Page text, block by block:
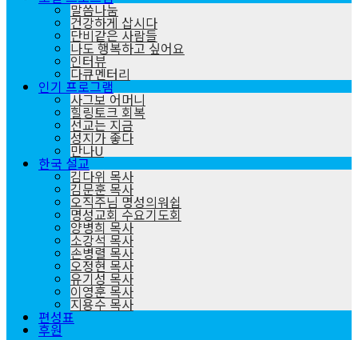
말씀나눔
건강하게 삽시다
단비같은 사람들
나도 행복하고 싶어요
인터뷰
다큐멘터리
인기 프로그램
사그보 어머니
힐링토크 회복
선교는 지금
성지가 좋다
만나U
한국 설교
김다위 목사
김문훈 목사
오직주님 명성의워쉽
명성교회 수요기도회
양병희 목사
소강석 목사
손병렬 목사
오정현 목사
유기성 목사
이영훈 목사
지용수 목사
편성표
후원